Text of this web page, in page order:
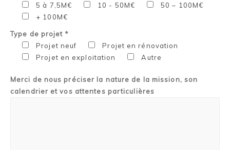
5 à 7,5M€
10 - 50M€
50 – 100M€
+ 100M€
Type de projet *
Projet neuf
Projet en rénovation
Projet en exploitation
Autre
Merci de nous préciser la nature de la mission, son
calendrier et vos attentes particulières